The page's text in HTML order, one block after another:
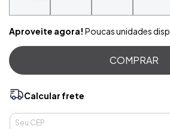
Aproveite agora! Poucas unidades
Calcular frete
Entregas para o CEP: